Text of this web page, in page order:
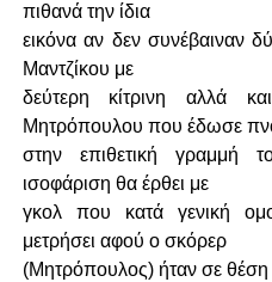
πιθανά την ίδια
εικόνα αν δεν συνέβαιναν
Μαντζίκου με
δεύτερη κίτρινη αλλά
Μητρόπουλου που έδωσε
στην επιθετική γραμμή
ισοφάριση θα έρθει με
γκολ που κατά γενική
μετρήσει αφού ο σκόρερ
(Μητρόπουλος) ήταν σε θέση